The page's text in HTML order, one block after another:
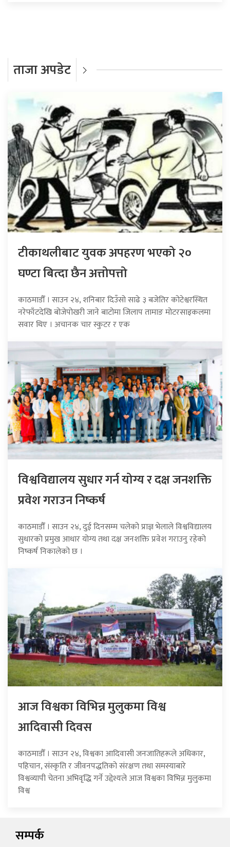
ताजा अपडेट
टीकाथलीबाट युवक अपहरण भएको २०
घण्टा बित्दा छैन अत्तोपत्तो
काठमाडौँ । साउन २४, शनिबार दिउँसो साढे ३ बजेतिर कोटेश्वरस्थित
नरेफाँटदेखि बोजेपोखरी जाने बाटोमा जिलाप तामाङ मोटरसाइकलमा
सवार थिए । अचानक चार स्कुटर र एक
विश्वविद्यालय सुधार गर्न योग्य र दक्ष जनशक्ति
प्रवेश गराउन निष्कर्ष
काठमाडौँ । साउन २४, दुई दिनसम्म चलेको प्राज्ञ भेलाले विश्वविद्यालय
सुधारको प्रमुख आधार योग्य तथा दक्ष जनशक्ति प्रवेश गराउनु रहेको
निष्कर्ष निकालेको छ ।
आज विश्वका विभिन्न मुलुकमा विश्व
आदिवासी दिवस
काठमाडौँ । साउन २४, विश्वका आदिवासी जनजातिहरूले अधिकार,
पहिचान, संस्कृति र जीवनपद्धतिको संरक्षण तथा समस्याबारे
विश्वव्यापी चेतना अभिवृद्धि गर्ने उद्देश्यले आज विश्वका विभिन्न मुलुकमा
विश्व
सम्पर्क